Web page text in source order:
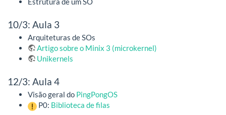
10/3: Aula 3
Arquiteturas de SOs
Artigo sobre o Minix 3 (microkernel)
Unikernels
12/3: Aula 4
Visão geral do PingPongOS
P0: Biblioteca de filas